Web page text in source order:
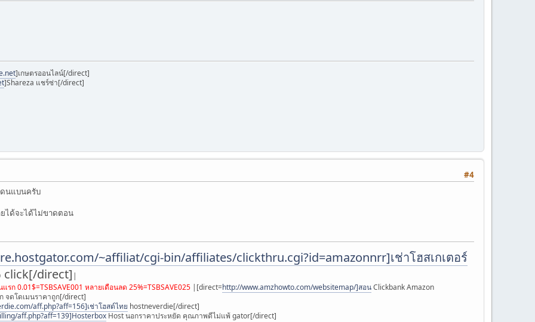
]เกษตรออนไลน์[/direct]
]Shareza แชร์ซ่า[/direct]
#4
นแบนครับ
ยได้จะได้ไม่ขาดตอน
~affiliat/cgi-bin/affiliates/clickthru.cgi?id=amazonnrr]เช่าโฮสเกเตอร์
click[/direct] |
ก 0.01$=TSBSAVE001 หลายเดือนลด 25%=TSBSAVE025 |[direct=http://www.amzhowto.com/websitemap/]สอนClickbank Amazon
จดโดเมนราคาถูก[/direct]
aff.php?aff=156]เช่าโฮสต์ไทย hostneverdie[/direct]
aff.php?aff=139]Hosterbox Host นอกราคาประหยัด คุณภาพดีไม่แพ้ gator[/direct]